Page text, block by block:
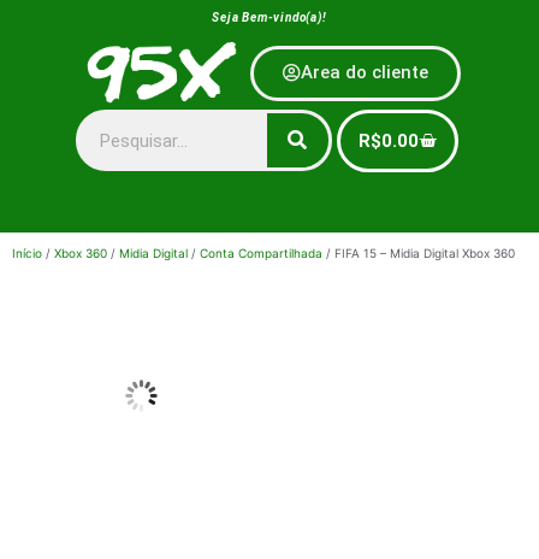
Seja Bem-vindo(a)!
Area do cliente
R$0.00
Início / Xbox 360 / Midia Digital / Conta Compartilhada / FIFA 15 – Midia Digital Xbox 360